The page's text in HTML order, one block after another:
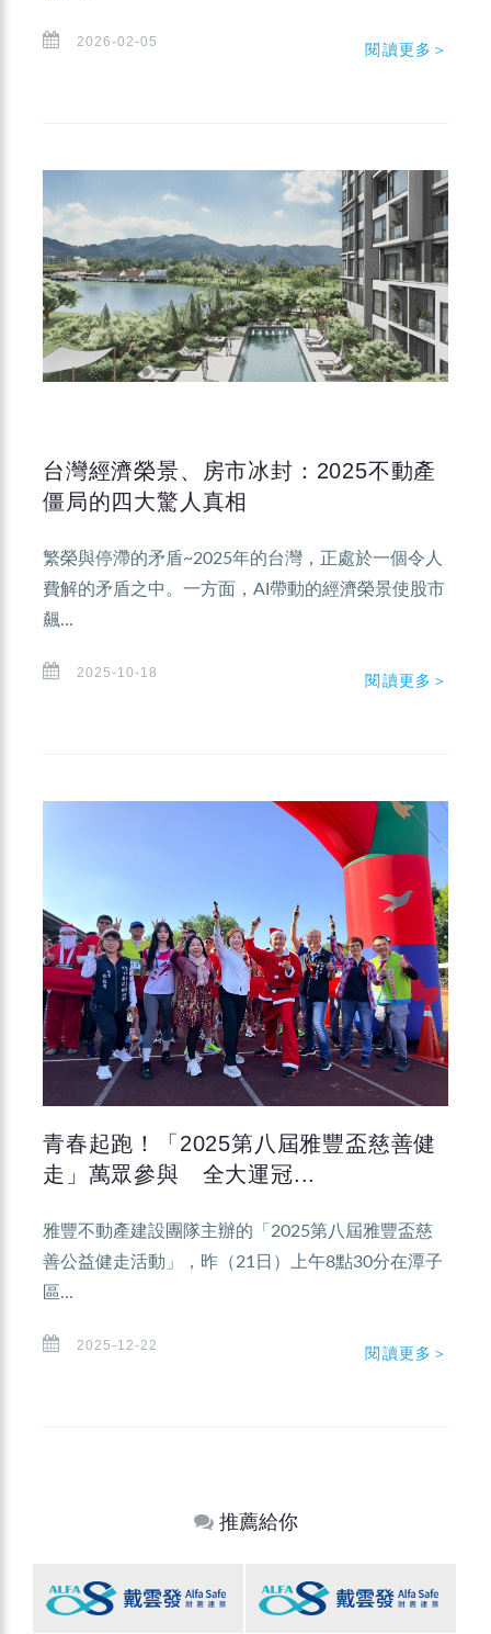
2026-02-05 閱讀更多＞
台灣經濟榮景、房市冰封：2025不動產
僵局的四大驚人真相
繁榮與停滯的矛盾~2025年的台灣，正處於一個令人
費解的矛盾之中。一方面，AI帶動的經濟榮景使股市
飆...
2025-10-18 閱讀更多＞
青春起跑！「2025第八屆雅豐盃慈善健
走」萬眾參與 全大運冠...
雅豐不動產建設團隊主辦的「2025第八屆雅豐盃慈
善公益健走活動」，昨（21日）上午8點30分在潭子
區...
2025-12-22 閱讀更多＞
推薦給你